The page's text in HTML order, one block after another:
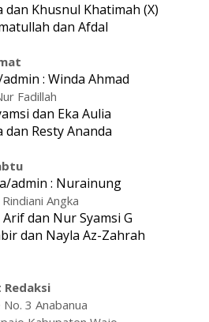
Khusnul Khatimah (X)
dan Afdal
: Winda Ahmad
Fadillah
dan Eka Aulia
Resty Ananda
admin : Nurainung
Angka
dan Nur Syamsi G
dan Nayla Az-Zahrah
3 Anabanua